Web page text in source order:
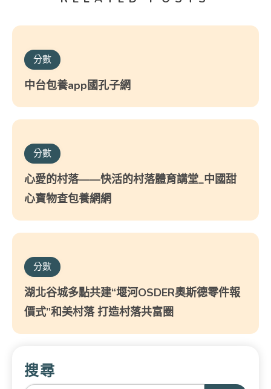
分數
中台包養app國孔子網
分數
心愛的村落——快活的村落體育講堂_中國甜
心寶物查包養網網
分數
湖北谷城多點共建“堰河OSDER奧斯德零件報
價式”和美村落 打造村落共富圈
搜尋